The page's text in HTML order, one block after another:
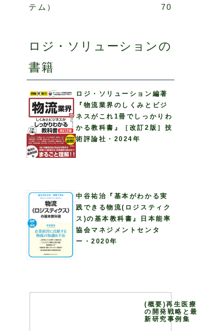
テム）
70
ロジ・ソリューションの
書籍
ロジ・ソリューション編著
『物流業界のしくみとビジ
ネスがこれ1冊でしっかりわ
かる教科書』［改訂2版］技
術評論社・2024年
中谷祐治『基本がわかる実
践できる物流(ロジスティク
ス)の基本教科書』日本能率
協会マネジメントセンタ
ー・2020年
(概要)再生医療
の開発戦略と最
新研究事例集